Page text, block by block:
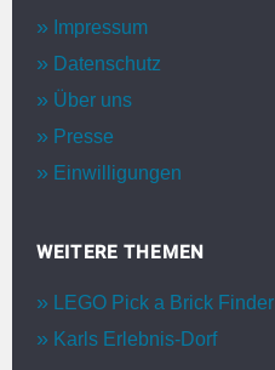
Impressum
Datenschutz
Über uns
Presse
Einwilligungen
WEITERE THEMEN
LEGO Pick a Brick Finder
Karls Erlebnis-Dorf